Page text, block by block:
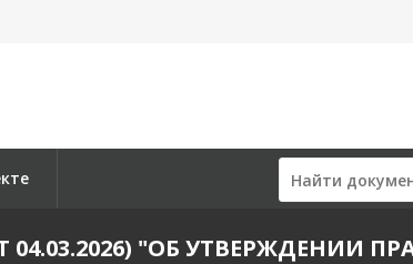
04.03.2026) "ОБ УТВЕРЖДЕНИИ